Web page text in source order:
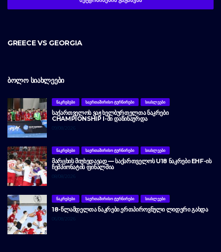
GREECE VS GEORGIA
ᲑᲝᲚᲝ ᲡᲘᲐᲮᲚᲔᲔᲑᲘ
ᲜᲐᲙᲠᲔᲑᲔᲑᲘ ᲡᲐᲔᲠᲗᲐᲨᲘᲠᲘᲡᲝ ᲢᲣᲠᲜᲘᲠᲔᲑᲘ ᲡᲘᲐᲮᲚᲔᲔᲑᲘ
ᲡᲐᲥᲐᲠᲗᲕᲔᲚᲝᲡ ᲕᲐᲟ ᲮᲔᲚᲑᲣᲠᲗᲔᲚᲗᲐ ᲜᲐᲙᲠᲔᲑᲘ
CHAMPIONSHIP I-ᲨᲘ ᲓᲐᲬᲘᲜᲐᲣᲠᲓᲐ
09/08/2026
ᲜᲐᲙᲠᲔᲑᲔᲑᲘ ᲡᲐᲔᲠᲗᲐᲨᲘᲠᲘᲡᲝ ᲢᲣᲠᲜᲘᲠᲔᲑᲘ ᲡᲘᲐᲮᲚᲔᲔᲑᲘ
ᲛᲐᲠᲪᲮᲘᲡ ᲛᲘᲣᲮᲔᲓᲐᲕᲐᲓ — ᲡᲐᲥᲐᲠᲗᲕᲔᲚᲝᲡ U18 ᲜᲐᲙᲠᲔᲑᲘ EHF-ᲘᲡ
ᲩᲔᲛᲞᲘᲝᲜᲐᲢᲘᲡ ᲤᲘᲜᲐᲚᲨᲘᲐ
08/08/2026
ᲜᲐᲙᲠᲔᲑᲔᲑᲘ ᲡᲐᲔᲠᲗᲐᲨᲘᲠᲘᲡᲝ ᲢᲣᲠᲜᲘᲠᲔᲑᲘ ᲡᲘᲐᲮᲚᲔᲔᲑᲘ
18-ᲬᲚᲐᲛᲓᲔᲚᲗᲐ ᲜᲐᲙᲠᲔᲑᲘ ᲔᲠᲗᲞᲘᲠᲝᲕᲜᲣᲚᲘ ᲚᲘᲓᲔᲠᲘ ᲒᲐᲮᲓᲐ
06/08/2026